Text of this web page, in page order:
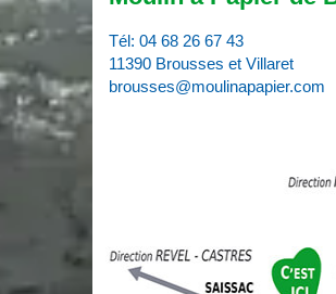
Tél: 04 68 26 67 43
11390 Brousses et Villaret
brousses@moulinapapier.com